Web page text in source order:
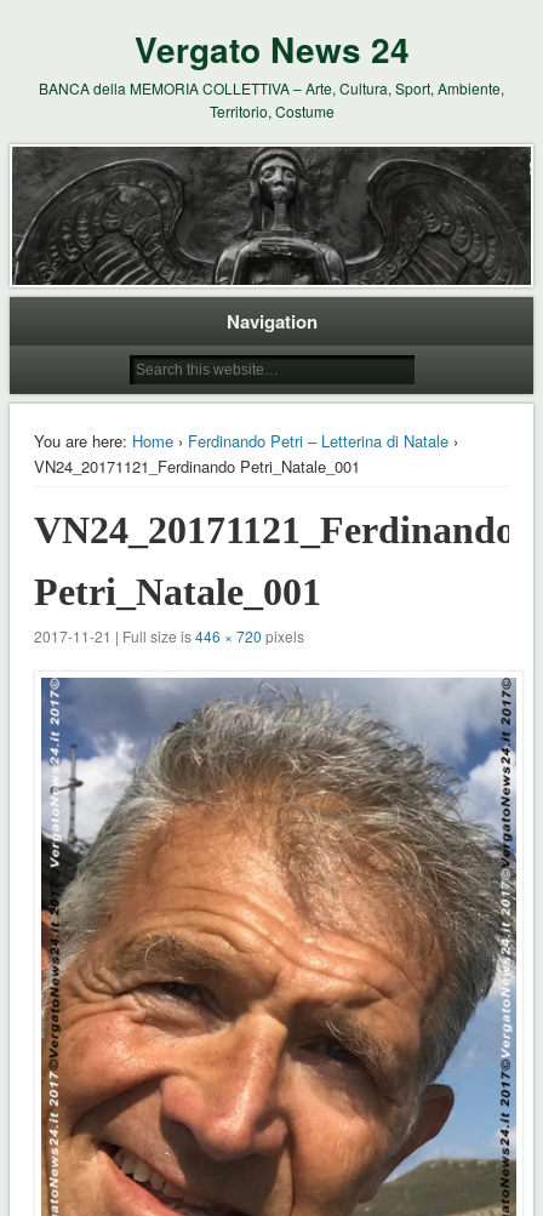
Vergato News 24
BANCA della MEMORIA COLLETTIVA – Arte, Cultura, Sport, Ambiente,
Territorio, Costume
Navigation
You are here: Home› Ferdinando Petri – Letterina di Natale›
VN24_20171121_Ferdinando Petri_Natale_001
VN24_20171121_Ferdinando
Petri_Natale_001
2017-11-21 | Full size is446 × 720 pixels